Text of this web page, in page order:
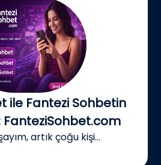
ile Fantezi Sohbetin
FanteziSohbet.com
artık çoğu kişi...